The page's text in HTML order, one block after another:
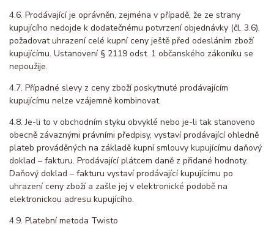
4.6. Prodávající je oprávněn, zejména v případě, že ze strany
kupujícího nedojde k dodatečnému potvrzení objednávky (čl. 3.6),
požadovat uhrazení celé kupní ceny ještě před odesláním zboží
kupujícímu. Ustanovení § 2119 odst. 1 občanského zákoníku se
nepoužije.
4.7. Případné slevy z ceny zboží poskytnuté prodávajícím
kupujícímu nelze vzájemně kombinovat.
4.8. Je-li to v obchodním styku obvyklé nebo je-li tak stanoveno
obecně závaznými právními předpisy, vystaví prodávající ohledně
plateb prováděných na základě kupní smlouvy kupujícímu daňový
doklad – fakturu. Prodávající plátcem daně z přidané hodnoty.
Daňový doklad – fakturu vystaví prodávající kupujícímu po
uhrazení ceny zboží a zašle jej v elektronické podobě na
elektronickou adresu kupujícího.
4.9. Platební metoda Twisto